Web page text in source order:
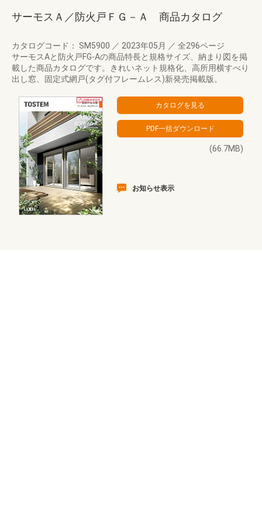
サーモスＡ／防火戸ＦＧ－Ａ 商品カタログ
カタログコード： SM5900 ／ 2023年05月 ／ 全296ページ
サーモスAと防火戸FG-Aの商品特長と規格サイズ、納まり図を掲
載した商品カタログです。きれいネット規格化、高所用横すべり
出し窓、固定式網戸(タグ付フレームレス)新発売掲載版。
(66.7MB)
お知らせ表示